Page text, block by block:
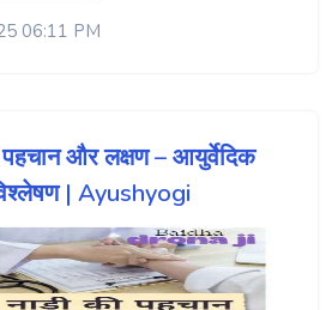
06:11 PM
और लक्षण – आयुर्वेदिक
| Ayushyogi